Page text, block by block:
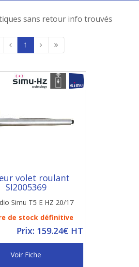
sans retour info trouvés
1
volet roulant
SI2005369
Simu T5 E HZ 20/17
de stock définitive
Prix: 159.24€ HT
Voir Fiche